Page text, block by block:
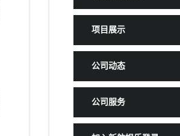
项目展示
公司动态
公司服务